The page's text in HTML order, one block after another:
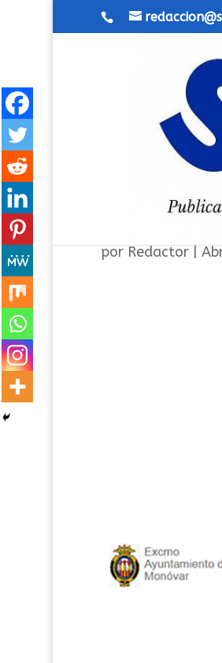
La
por Redactor|